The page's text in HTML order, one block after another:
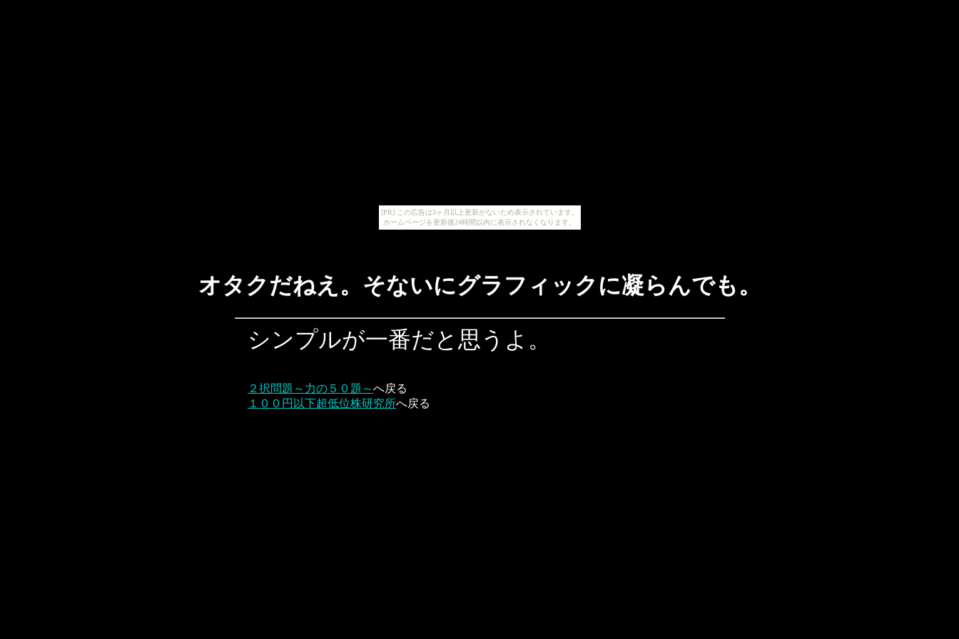
[PR] この広告は3ヶ月以上更新がないため表示されています。
ホームページを更新後24時間以内に表示されなくなります。
オタクだねえ。そないにグラフィックに凝らんでも。
シンプルが一番だと思うよ。
２択問題～力の５０題～へ戻る
１００円以下超低位株研究所へ戻る